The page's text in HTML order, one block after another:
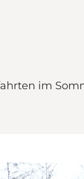
im